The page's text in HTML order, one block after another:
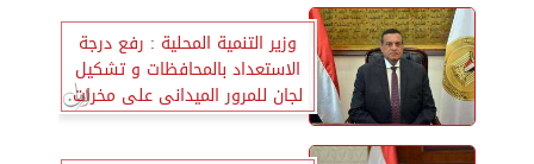
وزير التنمية المحلية : رفع درجة
الاستعداد بالمحافظات و تشكيل
لجان للمرور الميدانى على مخرات
السيول